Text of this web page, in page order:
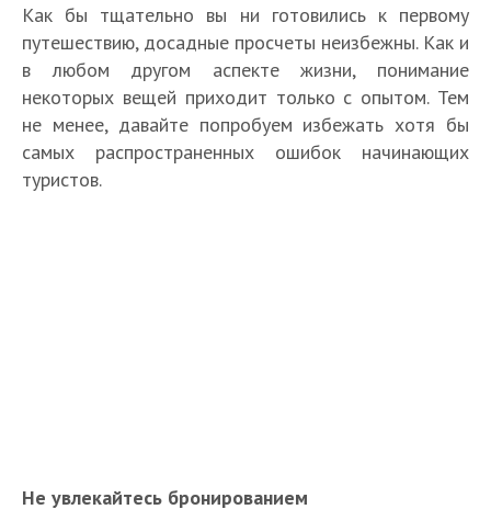
Как бы тщательно вы ни готовились к первому
путешествию, досадные просчеты неизбежны. Как и
в любом другом аспекте жизни, понимание
некоторых вещей приходит только с опытом. Тем
не менее, давайте попробуем избежать хотя бы
самых распространенных ошибок начинающих
туристов.
Не увлекайтесь бронированием